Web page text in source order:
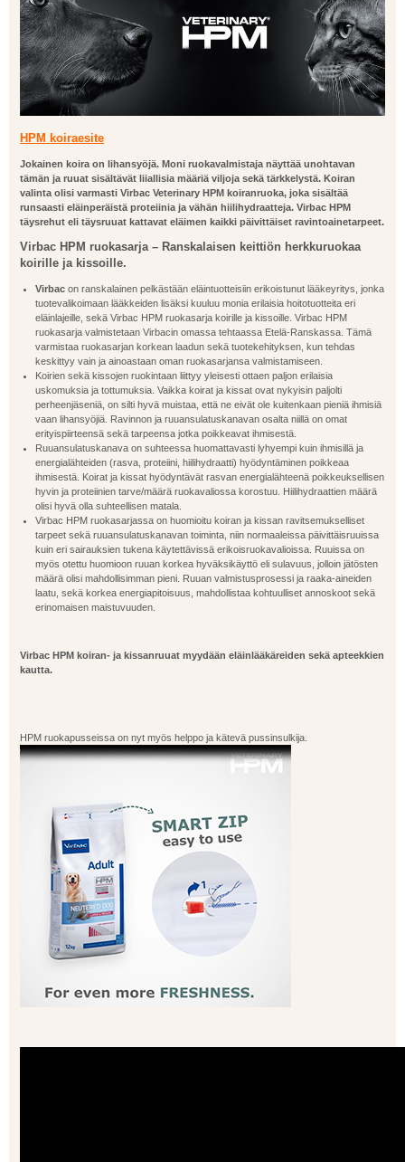
HPM koiraesite
Jokainen koira on lihansyöjä. Moni ruokavalmistaja näyttää unohtavan
tämän ja ruuat sisältävät liiallisia määriä viljoja sekä tärkkelystä. Koiran
valinta olisi varmasti Virbac Veterinary HPM koiranruoka, joka sisältää
runsaasti eläinperäistä proteiinia ja vähän hiilihydraatteja. Virbac HPM
täysrehut eli täysruuat kattavat eläimen kaikki päivittäiset ravintoainetarpeet.
Virbac HPM ruokasarja – Ranskalaisen keittiön herkkuruokaa
koirille ja kissoille.
Virbacon ranskalainen pelkästään eläintuotteisiin erikoistunut lääkeyritys, jonka
tuotevalikoimaan lääkkeiden lisäksi kuuluu monia erilaisia hoitotuotteita eri
eläinlajeille, sekä Virbac HPM ruokasarja koirille ja kissoille. Virbac HPM
ruokasarja valmistetaan Virbacin omassa tehtaassa Etelä-Ranskassa. Tämä
varmistaa ruokasarjan korkean laadun sekä tuotekehityksen, kun tehdas
keskittyy vain ja ainoastaan oman ruokasarjansa valmistamiseen.
Koirien sekä kissojen ruokintaan liittyy yleisesti ottaen paljon erilaisia
uskomuksia ja tottumuksia. Vaikka koirat ja kissat ovat nykyisin paljolti
perheenjäseniä, on silti hyvä muistaa, että ne eivät ole kuitenkaan pieniä ihmisiä
vaan lihansyöjiä. Ravinnon ja ruuansulatuskanavan osalta niillä on omat
erityispiirteensä sekä tarpeensa jotka poikkeavat ihmisestä.
Ruuansulatuskanava on suhteessa huomattavasti lyhyempi kuin ihmisillä ja
energialähteiden (rasva, proteiini, hiilihydraatti) hyödyntäminen poikkeaa
ihmisestä. Koirat ja kissat hyödyntävät rasvan energialähteenä poikkeuksellisen
hyvin ja proteiinien tarve/määrä ruokavaliossa korostuu. Hiilihydraattien määrä
olisi hyvä olla suhteellisen matala.
Virbac HPM ruokasarjassa on huomioitu koiran ja kissan ravitsemukselliset
tarpeet sekä ruuansulatuskanavan toiminta, niin normaaleissa päivittäisruuissa
kuin eri sairauksien tukena käytettävissä erikoisruokavalioissa. Ruuissa on
myös otettu huomioon ruuan korkea hyväksikäyttö eli sulavuus, jolloin jätösten
määrä olisi mahdollisimman pieni. Ruuan valmistusprosessi ja raaka-aineiden
laatu, sekä korkea energiapitoisuus, mahdollistaa kohtuulliset annoskoot sekä
erinomaisen maistuvuuden.
Virbac HPM koiran- ja kissanruuat myydään eläinlääkäreiden sekä apteekkien
kautta.
HPM ruokapusseissa on nyt myös helppo ja kätevä pussinsulkija.